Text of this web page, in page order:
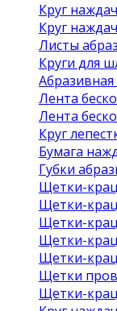
Круг
Круг
Листы
Круги для
Абразивная
Лента
Лента
Круг
Бумага
Губки
Щетки-
Щетки-
Щетки-
Щетки-
Щетки-
Щетки
Щетки-